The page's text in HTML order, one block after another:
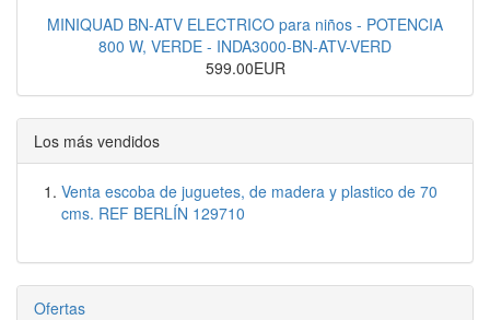
MINIQUAD BN-ATV ELECTRICO para niños - POTENCIA
800 W, VERDE - INDA3000-BN-ATV-VERD
599.00EUR
Los más vendidos
Venta escoba de juguetes, de madera y plastico de 70
cms. REF BERLÍN 129710
Ofertas